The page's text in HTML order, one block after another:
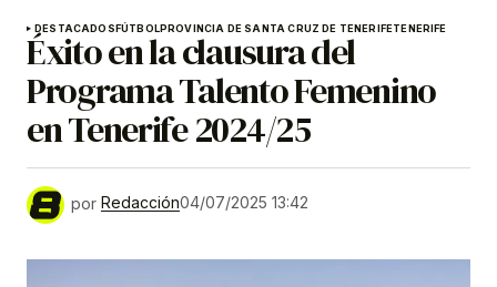
DESTACADOSFÚTBOLPROVINCIA DE SANTA CRUZ DE TENERIFETENERIFE
Éxito en la clausura del
Programa Talento Femenino
en Tenerife 2024/25
por Redacción04/07/2025 13:42